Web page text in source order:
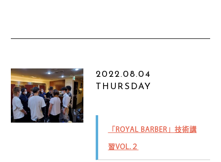
2022.08.04
THURSDAY
「ROYAL BARBER」技術講
習VOL.２